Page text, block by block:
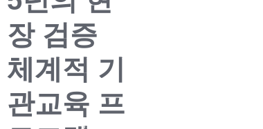
장 검증
체계적 기
관교육 프
페북